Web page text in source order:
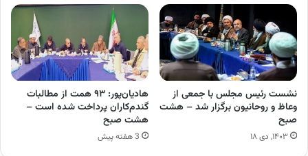
نشست رئیس مجلس با جمعی از
وعاظ و روحانیون برگزار شد – هشت
صبح
۱۴۰۳, دی ۱۸
هادیان‌پور: ۹۳ همت از مطالبات
گندم‌کاران پرداخت شده است –
هشت صبح
3 هفته پیش